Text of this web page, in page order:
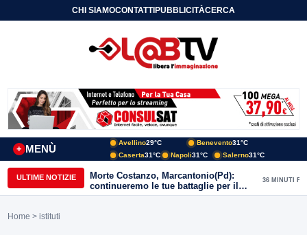
CHI SIAMOCONTATTIPUBBLICITÀCERCA
MENÙ
+
Avellino29°C Benevento31°C
Caserta31°C Napoli31°C Salerno31°C
ULTIME NOTIZIE
Morte Costanzo, Marcantonio(Pd):
continueremo le tue battaglie per il
Sannio
36 MINUTI FA
Home > istituti